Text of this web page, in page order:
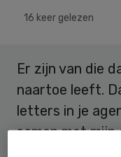
16 keer gelezen
Er zijn van die
naartoe leeft.
letters in je
samen met mijn